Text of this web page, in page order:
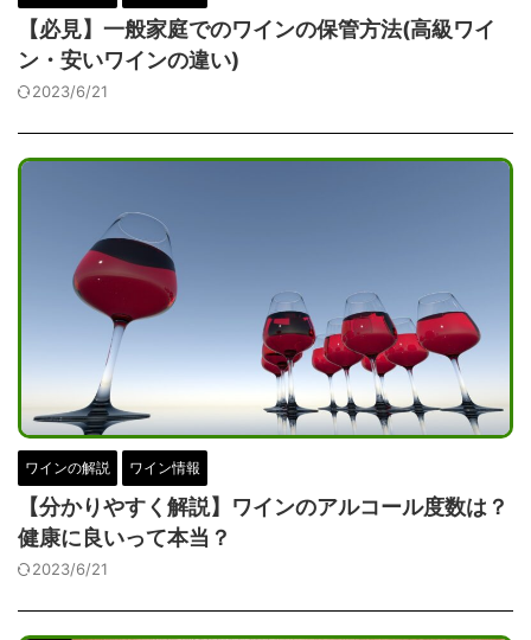
【必見】一般家庭でのワインの保管方法(高級ワイ
ン・安いワインの違い)
2023/6/21
ワインの解説 ワイン情報
【分かりやすく解説】ワインのアルコール度数は？
健康に良いって本当？
2023/6/21